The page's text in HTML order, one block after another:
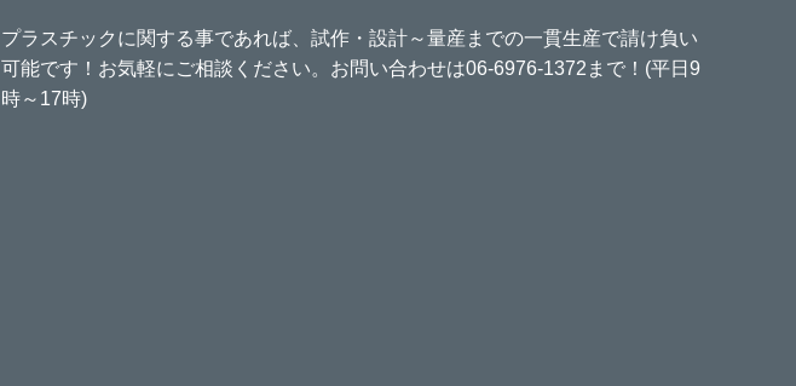
プラスチックに関する事であれば、試作・設計～量産までの一貫生産で請け負い
可能です！お気軽にご相談ください。お問い合わせは06-6976-1372まで！(平日9
時～17時)